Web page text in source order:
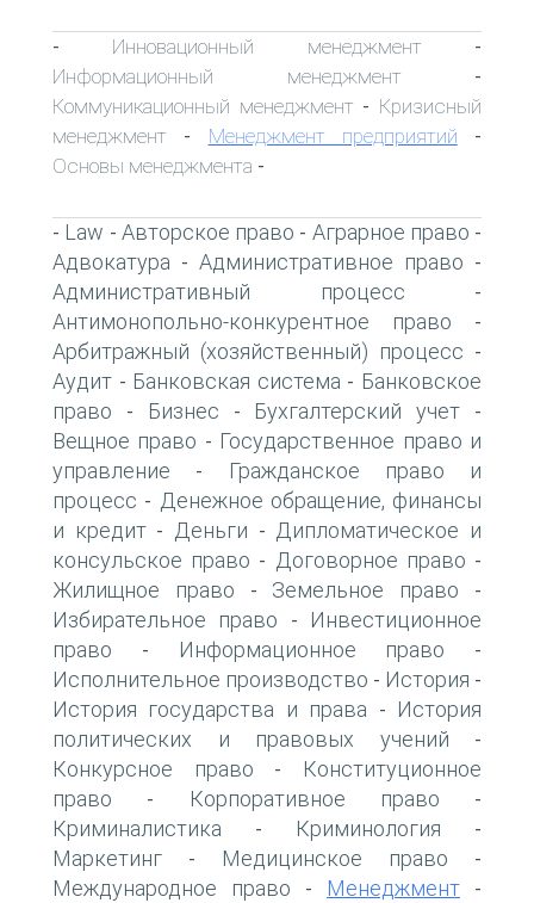
- Инновационный менеджмент -
Информационный менеджмент -
Коммуникационный менеджмент - Кризисный
менеджмент - Менеджмент предприятий -
Основы менеджмента -
- Law - Авторское право - Аграрное право -
Адвокатура - Административное право -
Административный процесс -
Антимонопольно-конкурентное право -
Арбитражный (хозяйственный) процесс -
Аудит - Банковская система - Банковское
право - Бизнес - Бухгалтерский учет -
Вещное право - Государственное право и
управление -
Гражданское право и
процесс - Денежное обращение, финансы
и кредит- Деньги - Дипломатическое и
консульское право - Договорное право -
Жилищное право - Земельное право -
Избирательное право -
Инвестиционное
право - Информационное право -
Исполнительное производство - История -
История государства и права -
История
политических и правовых учений -
Конкурсное право -
Конституционное
право - Корпоративное право -
Криминалистика - Криминология -
Маркетинг - Медицинское право -
Международное право - Менеджмент -